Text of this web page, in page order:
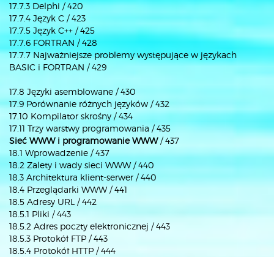
17.7.3 Delphi / 420
17.7.4 Język C / 423
17.7.5 Język C++ / 425
17.7.6 FORTRAN / 428
17.7.7 Najważniejsze problemy występujące w językach
BASIC i FORTRAN / 429
17.8 Języki asemblowane / 430
17.9 Porównanie różnych języków / 432
17.10 Kompilator skrośny / 434
17.11 Trzy warstwy programowania / 435
Sieć WWW i programowanie WWW/ 437
18.1 Wprowadzenie / 437
18.2 Zalety i wady sieci WWW / 440
18.3 Architektura klient-serwer / 440
18.4 Przeglądarki WWW / 441
18.5 Adresy URL / 442
18.5.1 Pliki / 443
18.5.2 Adres poczty elektronicznej / 443
18.5.3 Protokół FTP / 443
18.5.4 Protokół HTTP / 444